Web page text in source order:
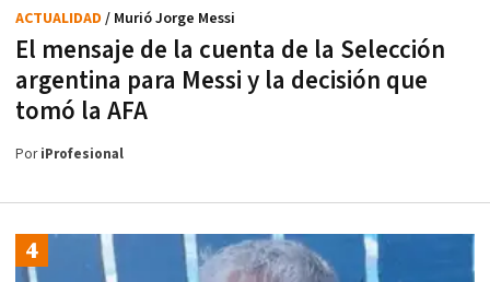
El mensaje de la cuenta de la Selección
argentina para Messi y la decisión que
tomó la AFA
ACTUALIDAD / Murió Jorge Messi
PoriProfesional